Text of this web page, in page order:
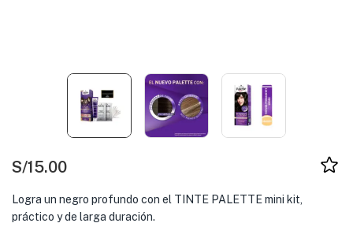
S/15.00
Logra un negro profundo con el TINTE PALETTE mini kit,
práctico y de larga duración.